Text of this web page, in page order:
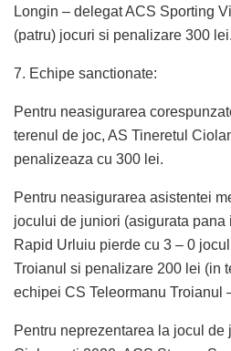
Longin – delegat ACS Sporting
(patru) jocuri si penalizare 300 lei.
7. Echipe sanctionate:
Pentru neasigurarea
terenul de joc, AS Tineretul
penalizeaza cu 300 lei.
Pentru neasigurarea asistentei
jocului de juniori (asigurata pana
Rapid Urluiu pierde cu 3 – 0
Troianul si penalizare 200 lei (in
echipei CS Teleormanu Troianul
Pentru neprezentarea la jocul de